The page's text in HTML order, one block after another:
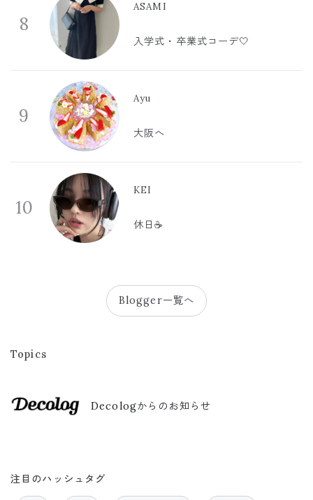
8
ASAMI
入学式・卒業式コーデ🤍
9
Ayu
大阪へ
10
KEI
休日☕️
Blogger一覧へ
Topics
Decologからのお知らせ
注目のハッシュタグ